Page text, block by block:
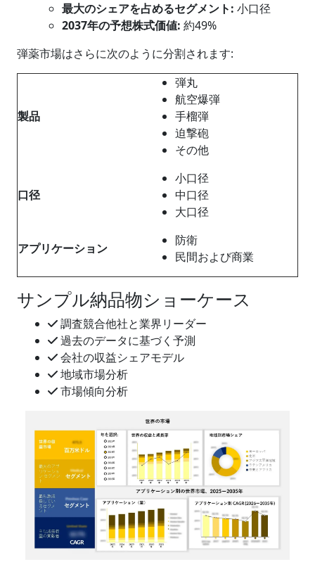
最大のシェアを占めるセグメント: 小口径
2037年の予想株式価値: 約49%
弾薬市場はさらに次のように分割されます:
製品
弾丸
航空爆弾
手榴弾
迫撃砲
その他
口径
小口径
中口径
大口径
アプリケーション
防衛
民間および商業
サンプル納品物ショーケース
調査競合他社と業界リーダー
過去のデータに基づく予測
会社の収益シェアモデル
地域市場分析
市場傾向分析